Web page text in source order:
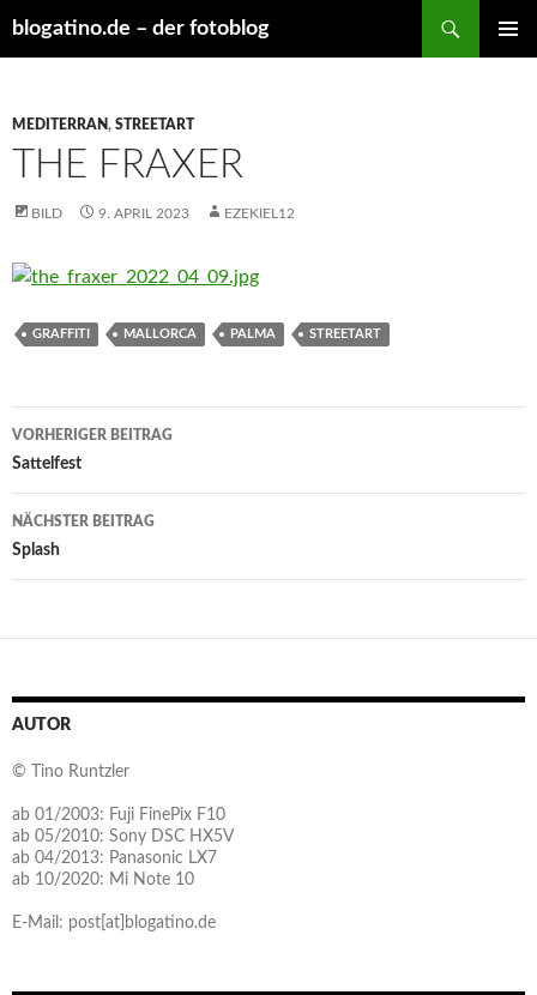
blogatino.de – der fotoblog
MEDITERRAN, STREETART
THE FRAXER
BILD 9. APRIL 2023 EZEKIEL12
GRAFFITI MALLORCA PALMA STREETART
Beitragsnavigation
VORHERIGER BEITRAG
Sattelfest
NÄCHSTER BEITRAG
Splash
AUTOR
© Tino Runtzler
ab 01/2003: Fuji FinePix F10
ab 05/2010: Sony DSC HX5V
ab 04/2013: Panasonic LX7
ab 10/2020: Mi Note 10
E-Mail: post[at]blogatino.de